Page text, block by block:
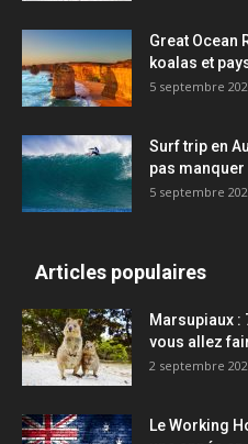
Great Ocean
koalas et
5 septembre
Surf trip en
pas manquer
5 septembre
Articles populaires
Marsupiaux
vous allez
2 septembre
Le Working